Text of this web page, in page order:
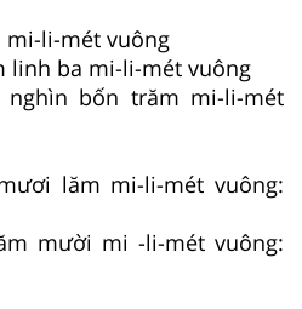
mi-li-mét vuông
linh ba mi-li-mét vuông
bốn trăm mi-li-mét
lăm mi-li-mét vuông:
mười mi -li-mét vuông: